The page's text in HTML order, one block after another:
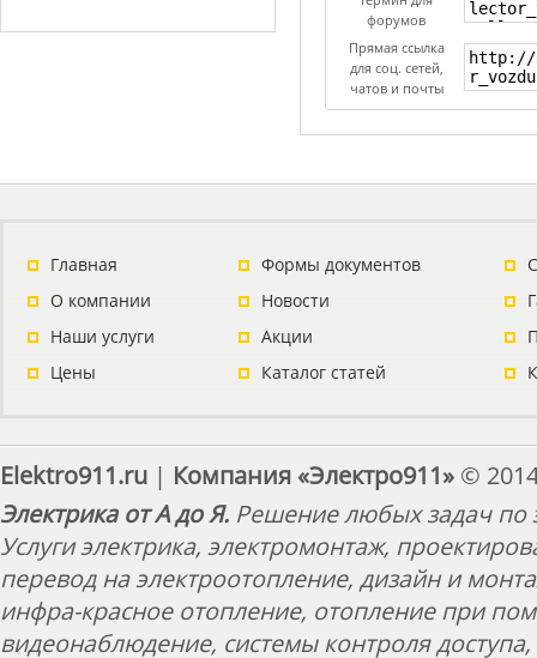
форумов
Прямая ссылка
для соц. сетей,
чатов и почты
Главная
О компании
Наши услуги
Цены
Формы документов
Новости
Акции
Каталог статей
Elektro911.ru | Компания «Электро911» ©
Электрика от А до Я. Решение любых задач по
Услуги электрика, электромонтаж,
перевод на электроотопление, дизайн и
инфра-красное отопление, отопление при
видеонаблюдение, системы контроля